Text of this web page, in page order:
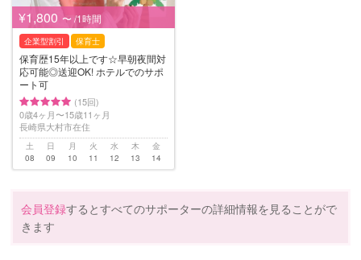
¥1,800 〜 /1時間
企業型割引 保育士
保育歴15年以上です☆早朝夜間対
応可能◎送迎OK! ホテルでのサポ
ート可
(15回)
0歳4ヶ月〜15歳11ヶ月
長崎県大村市在住
土
08
日
09
月
10
火
11
水
12
木
13
金
14
会員登録するとすべてのサポーターの詳細情報を見ることがで
きます